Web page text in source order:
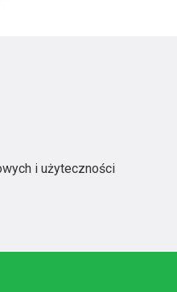
i użyteczności